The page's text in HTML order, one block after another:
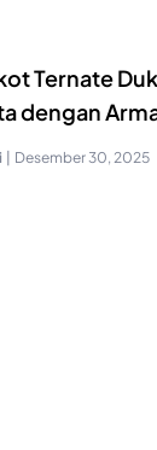
Ternate
dengan
Desember 30, 2025